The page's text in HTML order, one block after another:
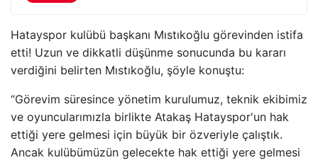
Hatayspor kulübü başkanı Mıstıkoğlu görevinden istifa
etti! Uzun ve dikkatli düşünme sonucunda bu kararı
verdiğini belirten Mıstıkoğlu, şöyle konuştu:
“Görevim süresince yönetim kurulumuz, teknik ekibimiz
ve oyuncularımızla birlikte Atakaş Hatayspor'un hak
ettiği yere gelmesi için büyük bir özveriyle çalıştık.
Ancak kulübümüzün gelecekte hak ettiği yere gelmesi